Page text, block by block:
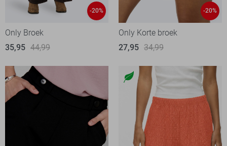
-20%
Only Broek
35,95 44,99
-20%
Only Korte broek
27,95 34,99